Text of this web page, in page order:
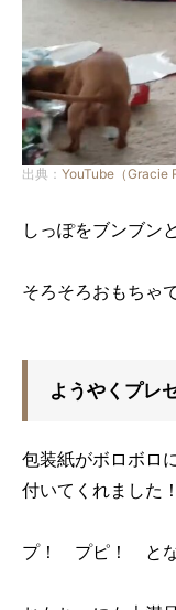
出典： YouTube（Gracie
しっぽをブンブン
そろそろおもちゃ
ようやくプレ
包装紙がボロボロ
付いてくれました！
プ！ プピ！ とな